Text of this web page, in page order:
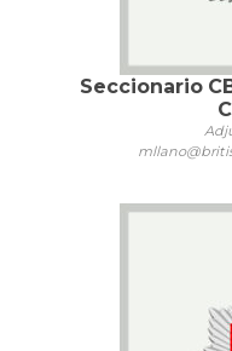
Seccionario